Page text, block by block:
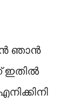
ഞാൻ
ഇതിൽ